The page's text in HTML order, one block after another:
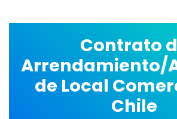
Contrato
Arrendamiento/
de Local
Chile